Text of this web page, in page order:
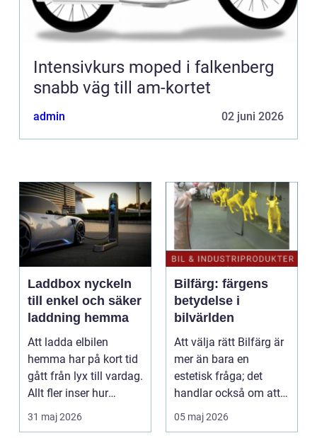
Intensivkurs moped i falkenberg
snabb väg till am-kortet
admin 02 juni 2026
Laddbox nyckeln
till enkel och säker
laddning hemma
Att ladda elbilen
hemma har på kort tid
gått från lyx till vardag.
Allt fler inser hur
smidigt det ä...
31 maj 2026
Bilfärg: färgens
betydelse i
bilvärlden
Att välja rätt Bilfärg är
mer än bara en
estetisk fråga; det
handlar också om att
förstå hur val av ...
05 maj 2026